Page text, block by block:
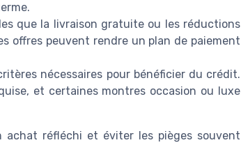
que la livraison gratuite ou les réductions
offres peuvent rendre un plan de paiement
nécessaires pour bénéficier du crédit.
et certaines montres occasion ou luxe
achat réfléchi et éviter les pièges souvent